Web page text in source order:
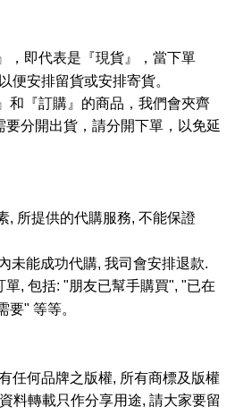
，即代表是『現貨』，當下單
便安排留貨或安排寄貨。
和『訂購』的商品，我們會夾齊
分開出貨，請分開下單，以免延
, 所提供的代購服務, 不能保證
未能成功代購, 我司會安排退款.
單, 包括: "朋友已幫手購買", "已在
要" 等等。
任何品牌之版權, 所有商標及版權
料轉載只作分享用途, 請大家要留